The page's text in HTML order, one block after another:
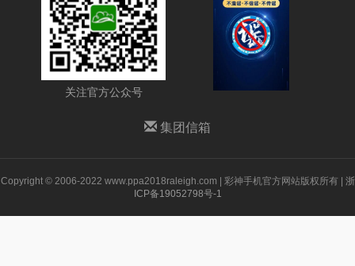
关注官方公众号
集团信箱
Copyright © 2006-2022 www.ppa2018raleigh.com | 彩神手机官方网站版权所有 | 浙
ICP备19052798号-1